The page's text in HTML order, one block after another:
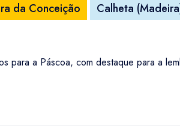
da Conceição
Calheta
a Páscoa, com destaque para a